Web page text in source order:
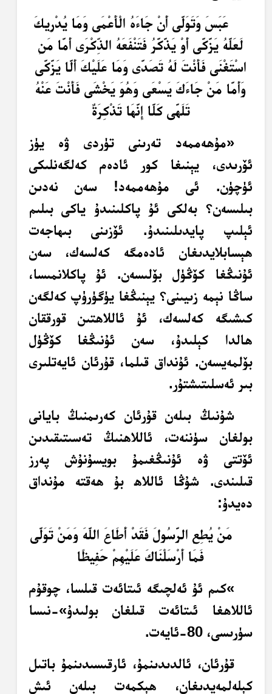
عَبَسَ وَتَوَلَّى أَنْ جَاءَهُ الْأَعْمَى وَمَا يُدْرِيكَ
لَعَلَّهُ يَزَّكَّى أَوْ يَذَّكَّرُ فَتَنْفَعَهُ الذِّكْرَى أَمَّا مَنِ
اسْتَغْنَى فَأَنْتَ لَهُ تَصَدَّى وَمَا عَلَيْكَ أَلَّا يَزَّكَّى
وَأَمَّا مَنْ جَاءَكَ يَسْعَى وَهُوَ يَخْشَى فَأَنْتَ عَنْهُ
تَلَهَّى كَلَّا إِنَّهَا تَذْكِرَةٌ
«مۇھەممەد تەرىنى تۈردى ۋە يۈز
ئۆرىدى، يېنىغا كور ئادەم كەلگەنلىكى
ئۈچۈن. ئى مۇھەممەد! سەن نەدىن
بىلىسەن؟ بەلكى ئۇ پاكلىنىدۇ ياكى بىلىم
ئېلىپ پايدىلىنىدۇ. ئۆزىنى بىھاجەت
ھېسابلايدىغان ئادەمگە كەلسەك، سەن
ئۇنىڭغا كۆڭۈل بۆلىسەن. ئۇ پاكلانمىسا،
ساڭا نېمە زىيىنى؟ يېنىڭغا يۈگۈرۈپ كەلگەن
كىشىگە كەلسەك، ئۇ ئاللاھتىن قورققان
ھالدا كېلىدۇ، سەن ئۇنىڭغا كۆڭۈل
بۆلمەيسەن. ئۇنداق قىلما، قۇرئان ئايەتلىرى
بىر ئەسلىتىشتۇر.
شۇنىڭ بىلەن قۇرئان كەرىمنىڭ بايانى
بولغان سۈننەت، ئاللاھنىڭ تەسىتىقىدىن
ئۆتتى ۋە ئۇنىڭغىمۇ بويسۇنۇش پەرز
قىلىندى. شۇڭا ئاللاھ بۇ ھەقتە مۇنداق
دەيدۇ:
مَنْ يُطِعِ الرَّسُولَ فَقَدْ أَطَاعَ اللَّهَ وَمَنْ تَوَلَّى
فَمَا أَرْسَلْنَاكَ عَلَيْهِمْ حَفِيظًا
»كىم ئۇ ئەلچىگە ئىتائەت قىلسا، چوقۇم
ئاللاھغا ئىتائەت قىلغان بولىدۇ»-نىسا
سۈرىسى، 80-ئايەت.
قۇرئان، ئالدىدىنمۇ، ئارقىسىدىنمۇ باتىل
كېلەلمەيدىغان، ھېكمەت بىلەن ئىش